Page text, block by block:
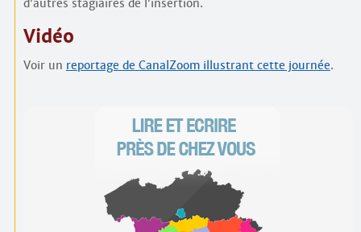
d’autres stagiaires de l’insertion.
Vidéo
Voir un reportage de CanalZoom illustrant cette journée.